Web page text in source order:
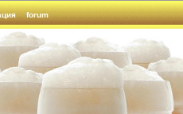
forum